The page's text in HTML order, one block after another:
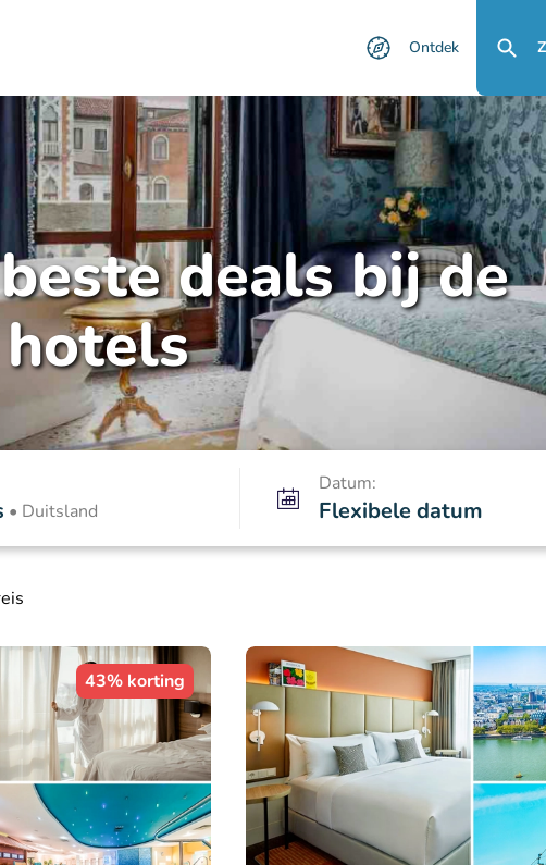
Ontdek
deals bij de
• Duitsland
Datum:
Flexibele datum
43% korting